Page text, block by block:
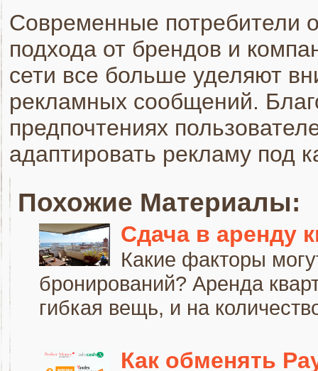
Современные потребители
подхода от брендов и
сети все больше уделяют
рекламных сообщений.
предпочтениях
адаптировать рекламу под
Похожие Материалы:
Сдача в аренду
Какие факторы
бронирований? Аренда
гибкая вещь, и на
Как обменять